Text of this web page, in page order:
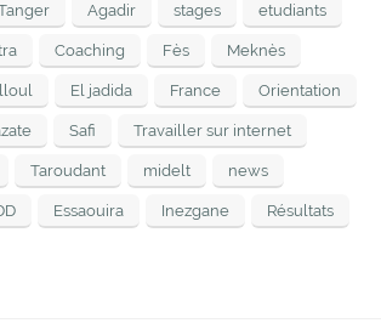
Agadir stages etudiants
Coaching Fès Meknès
El jadida France Orientation
Safi Travailler sur internet
Taroudant midelt news
Essaouira Inezgane Résultats